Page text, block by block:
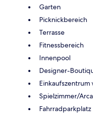
Garten
Picknickbereich
Terrasse
Fitnessbereich
Innenpool
Designer-
Einkaufszentrum
Spielzimmer/
Fahrradparkplatz